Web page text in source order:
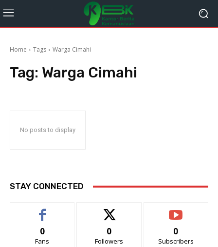
Home Tags Warga Cimahi
Tag: Warga Cimahi
No posts to display
STAY CONNECTED
0
Fans
0
Followers
0
Subscribers